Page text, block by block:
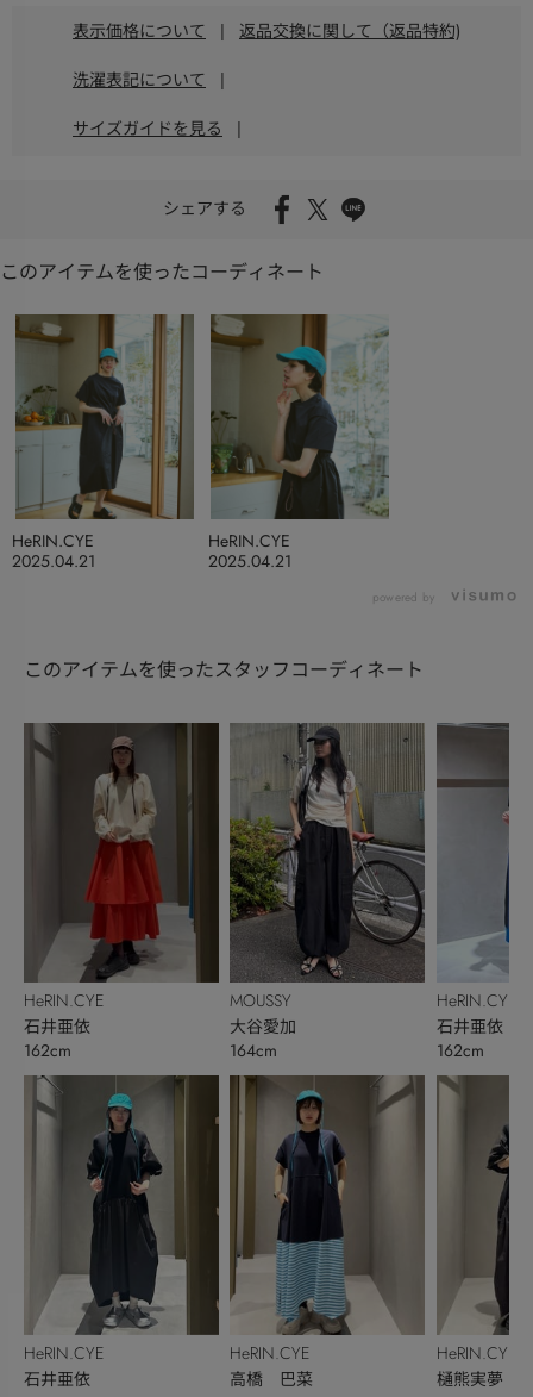
表示価格について | 返品交換に関して（返品特約)
洗濯表記について |
サイズガイドを見る |
シェアする
このアイテムを使ったコーディネート
2025.04.21
HeRIN.CYE
2025.04.21
HeRIN.CYE
powered by
このアイテムを使ったスタッフコーディネート
HeRIN.CYE
石井亜依
162cm
HeRIN.CYE
石井亜依
MOUSSY
大谷愛加
164cm
HeRIN.CYE
高橋 巴菜
HeRIN.CYE
石井亜依
162cm
HeRIN.CYE
樋熊実夢